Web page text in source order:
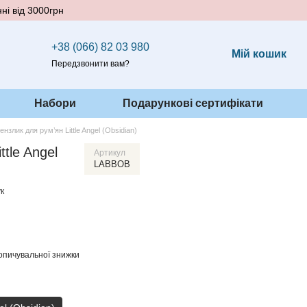
від 3000грн
+38 (066) 82 03 980
Передзвонити вам?
Мій кошик
Набори Подарункові сертифікати
для рум’ян Little Angel (Obsidian)
Angel
Артикул
LABBOB
знижки